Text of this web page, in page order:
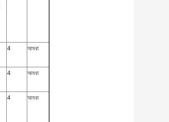
4 আমরা
4 আমরা
4 আমরা